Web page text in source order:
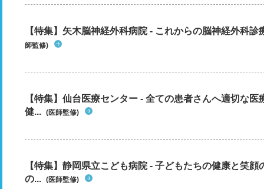
【特集】矢木脳神経外科病院 - これからの脳神経外科
師監修)
【特集】仙台医療センター - 全ての患者さんへ適切な
健... (医師監修)
【特集】静岡県立こども病院 - 子どもたちの健康と笑
の... (医師監修)